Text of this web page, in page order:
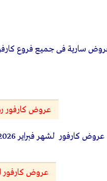
سارية فى جميع فروع
عروض كارفور
عروض كارفور لشهر فبراير 2026 تشمل عروض كارفور 2026
عروض كارفور